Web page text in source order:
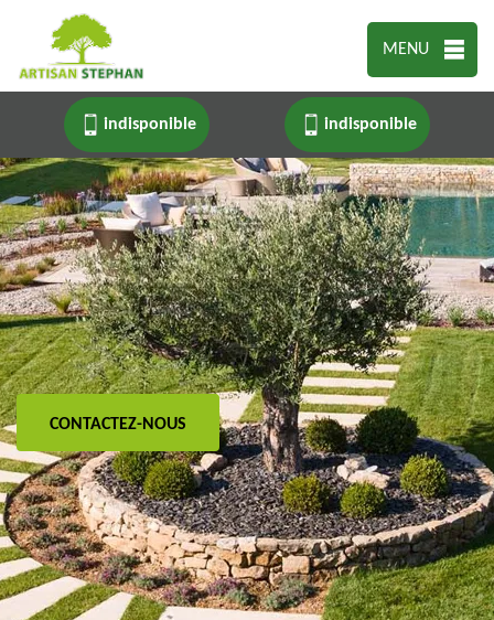
MENU
indisponible indisponible
CONTACTEZ-NOUS